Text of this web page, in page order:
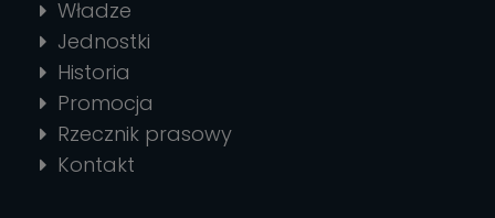
Władze
Jednostki
Historia
Promocja
Rzecznik prasowy
Kontakt